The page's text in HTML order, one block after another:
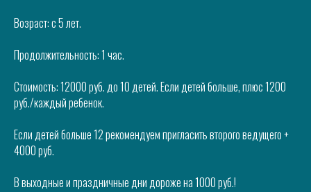
Возраст: с 5 лет.
Продолжительность: 1 час.
Стоимость: 12000 руб. до 10 детей. Если детей больше, плюс 1200
руб./каждый ребенок.
Если детей больше 12 рекомендуем пригласить второго ведущего +
4000 руб.
В выходные и праздничные дни дороже на 1000 руб.!